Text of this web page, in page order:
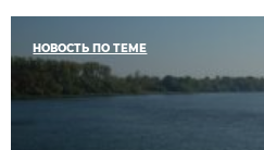
НОВОСТЬ ПО ТЕМЕ